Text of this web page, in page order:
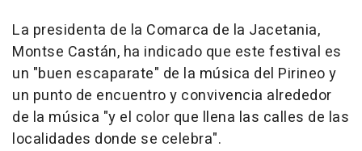
La presidenta de la Comarca de la Jacetania,
Montse Castán, ha indicado que este festival es
un "buen escaparate" de la música del Pirineo y
un punto de encuentro y convivencia alrededor
de la música "y el color que llena las calles de las
localidades donde se celebra".